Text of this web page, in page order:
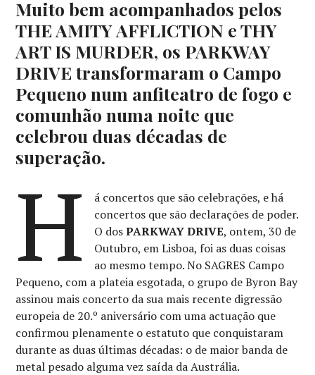
Muito bem acompanhados pelos
THE AMITY AFFLICTION e THY
ART IS MURDER, os PARKWAY
DRIVE transformaram o Campo
Pequeno num anfiteatro de fogo e
comunhão numa noite que
celebrou duas décadas de
superação.
H
á concertos que são celebrações, e há
concertos que são declarações de poder.
O dosPARKWAY DRIVE, ontem, 30 de
Outubro, em Lisboa, foi as duas coisas
ao mesmo tempo. No SAGRES Campo
Pequeno, com a plateia esgotada, o grupo de Byron Bay
assinou mais concerto da sua mais recente digressão
europeia de 20.º aniversário com uma actuação que
confirmou plenamente o estatuto que conquistaram
durante as duas últimas décadas: o de maior banda de
metal pesado alguma vez saída da Austrália.